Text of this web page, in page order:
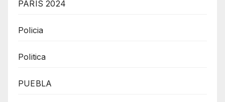
PARÍS 2024
Policia
Politica
PUEBLA